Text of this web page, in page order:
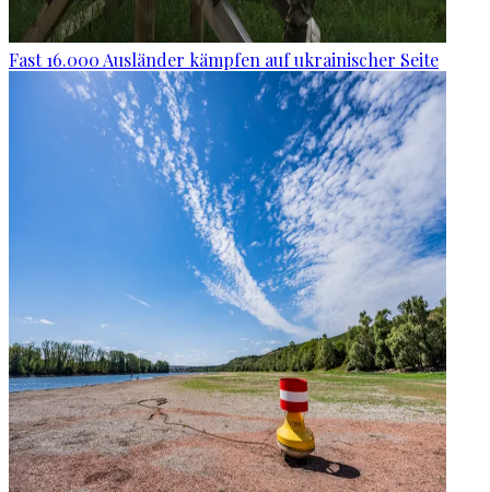
Fast 16.000 Ausländer kämpfen auf ukrainischer Seite